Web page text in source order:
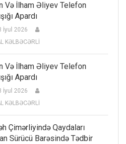
Və İlham Əliyev Telefon
Apardı
İyul 2026
KƏLBƏCƏRLİ
Və İlham Əliyev Telefon
Apardı
İyul 2026
KƏLBƏCƏRLİ
Çimərliyində Qaydaları
Sürücü Barəsində Tədbir